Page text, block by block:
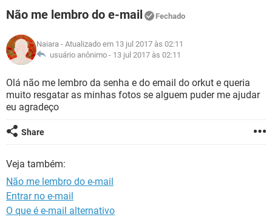
INSTAGRAM GMAIL
GUIA DE COMPRAS
INSTAGRAM GMAIL
GUIA DE COMPRAS
JOGOS WHATSAPP
CELULAR
OUTLOOK EXCEL
INSTAGRAM
GUIA DE COMPRAS
JOGOS WHATSAPP
CELULAR
OUTLOOK EXCEL
INSTAGRAM
GUIA DE COMPRAS
GLOSSÁRIO
JOGOS WHATSAPP
CELULAR FACEBOOK
INSTAGRAM
GUIA DE COMPRAS
Não me lembro do e-mail Fechado
Naiara - Atualizado em 13 jul 2017 às 02:11
usuário anônimo - 13 jul 2017 às 02:11
Olá não me lembro da senha e do email do orkut e queria
muito resgatar as minhas fotos se alguem puder me ajudar
eu agradeço
Share
Veja também:
Não me lembro do e-mail
Entrar no e-mail
O que é e-mail alternativo